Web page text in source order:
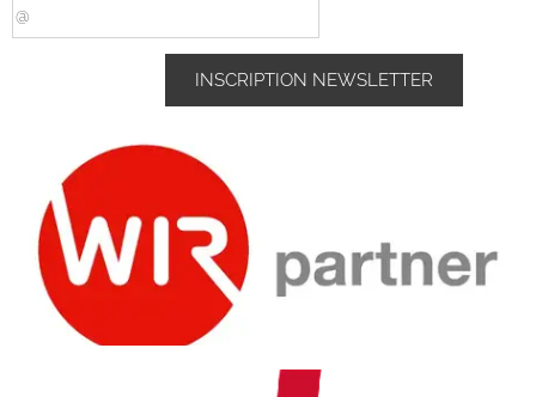
INSCRIPTION NEWSLETTER